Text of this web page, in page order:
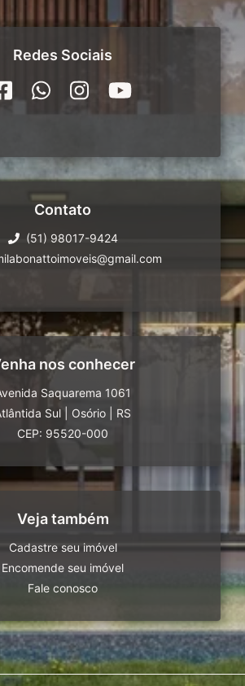
Redes Sociais
Contato
(51) 98017-9424
nos conhecer
Saquarema 1061
Sul
Osório
RS
CEP: 95520-000
Veja também
Cadastre seu imóvel
Encomende seu imóvel
Fale conosco